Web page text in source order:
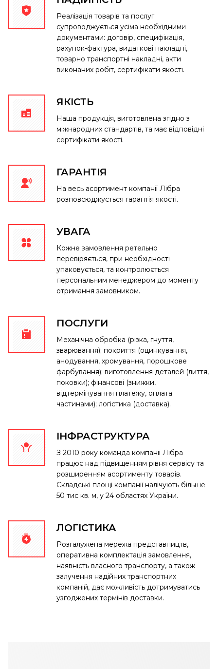
Реалізація товарів та послуг
супроводжується усіма необхідними
документами: договір, специфікація,
рахунок-фактура, видаткові накладні,
товарно транспортні накладні, акти
виконаних робіт, сертифікати якості.
ЯКІСТЬ
Наша продукція, виготовлена ​​згідно з
міжнародних стандартів, та має відповідні
сертифікати якості.
ГАРАНТІЯ
На весь асортимент компанії Лібра
розповсюджується гарантія якості.
УВАГА
Кожне замовлення ретельно
перевіряється, при необхідності
упаковується, та контролюється
персональним менеджером до моменту
отримання замовником.
ПОСЛУГИ
Механічна обробка (різка, гнуття,
зварювання); покриття (оцинкування,
анодування, хромування, порошкове
фарбування); виготовлення деталей (лиття,
поковки); фінансові (знижки,
відтермінування платежу, оплата
частинами); логістика (доставка).
ІНФРАСТРУКТУРА
З 2010 року команда компанії Лібра
працює над підвищенням рівня сервісу та
розширенням асортименту товарів.
Складські площі компанії налічують більше
50 тис кв. м, у 24 областях України.
ЛОГІСТИКА
Розгалужена мережа представництв,
оперативна комплектація замовлення,
наявність власного транспорту, а також
залучення надійних транспортних
компаній, дає можливість дотримуватись
узгоджених термінів доставки.